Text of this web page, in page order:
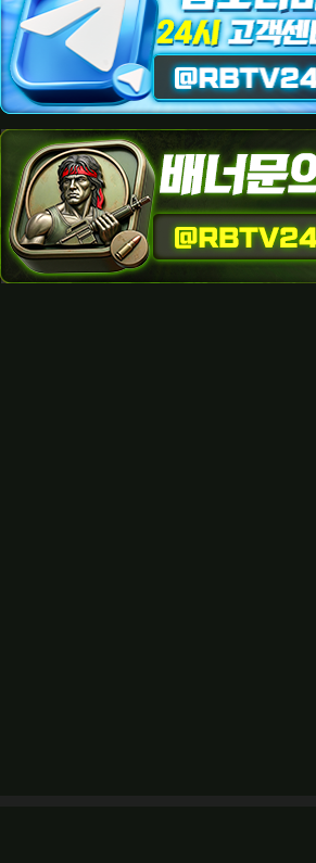
⛔람보티비 [공식보증업체 안내]